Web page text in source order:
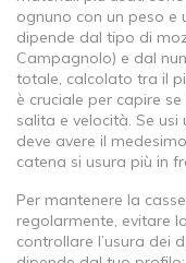
ognuno con un peso e
dipende dal tipo di
Campagnolo) e dal
totale, calcolato tra il
è cruciale per capire
salita e velocità. Se
deve avere il
catena si usura più in
Per mantenere la
regolarmente, evitare
controllare l’usura dei